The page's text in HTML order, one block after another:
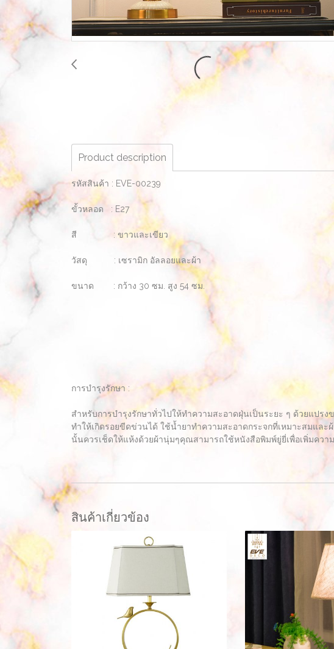
Product description
รหัสสินค้า : EVE-00239
ขั้วหลอด : E27
สี : ขาวและเขียว
วัสดุ : เซรามิก อัลลอยและผ้า
ขนาด : กว้าง 30 ซม. สูง 54 ซม.
การบำรุงรักษา :
สำหรับการบำรุงรักษาทั่วไปให้ทำความสะอาดฝุ่นเป็นระยะ ๆ ด้วยแป
ทำให้เกิดรอยขีดข่วนได้ ใช้น้ำยาทำความสะอาดกระจกที่เหมาะสมแล
นั้นควรเช็ดให้แห้งด้วยผ้านุ่มๆคุณสามารถใช้หนังสือพิมพ์ยู่ยี่เพื่อเพิ่มควา
สินค้าเกี่ยวข้อง